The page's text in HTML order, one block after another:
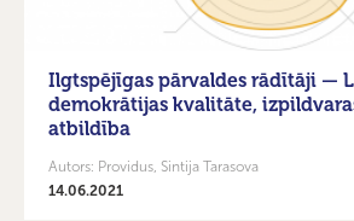
Ilgtspējīgas pārvaldes rādītāji —
demokrātijas kvalitāte,
atbildība
Autors: Providus, Sintija Tarasova
14.06.2021